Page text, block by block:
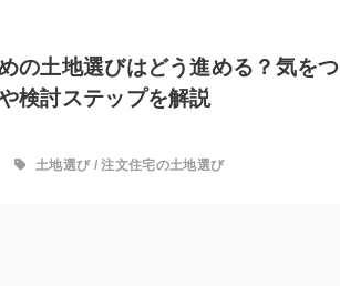
の土地選びはどう進める？気をつ
検討ステップを解説
土地選び/注文住宅の土地選び